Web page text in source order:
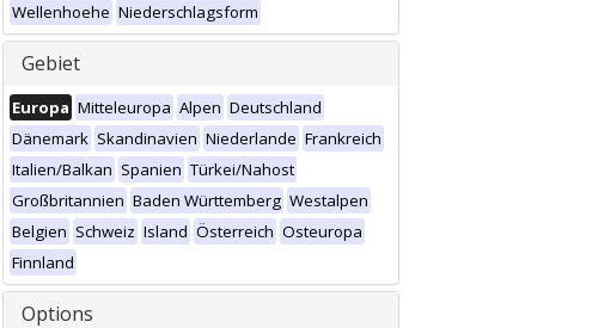
Wellenhoehe Niederschlagsform
Gebiet
Europa Mitteleuropa Alpen Deutschland
Dänemark Skandinavien Niederlande Frankreich
Italien/Balkan Spanien Türkei/Nahost
Großbritannien Baden Württemberg Westalpen
Belgien Schweiz Island Österreich Osteuropa
Finnland
Options